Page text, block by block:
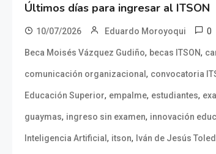
Últimos días para ingresar al ITSON
10/07/2026 Eduardo Moroyoqui 0
Beca Moisés Vázquez Gudiño, becas ITSON,
comunicación organizacional , convocatoria
Educación Superior, empalme, estudiantes,
guaymas, ingreso sin examen, innovación
Inteligencia Artificial , itson, Iván de Jesús